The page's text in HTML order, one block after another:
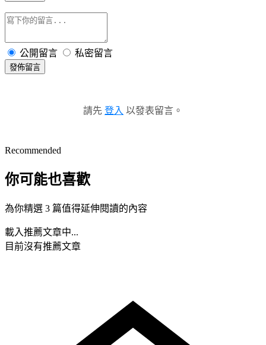
公開留言 私密留言
發佈留言
請先 登入 以發表留言。
Recommended
你可能也喜歡
為你精選 3 篇值得延伸閱讀的內容
載入推薦文章中...
目前沒有推薦文章